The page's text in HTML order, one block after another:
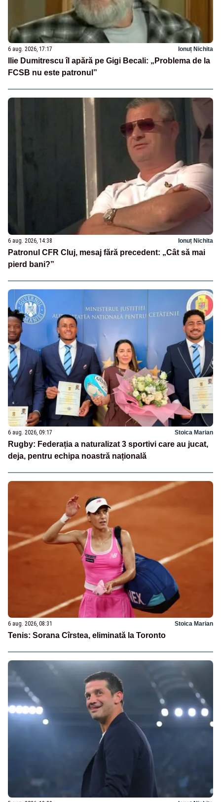
6 aug. 2026, 17:17 Ionuț Nichita
Ilie Dumitrescu îl apără pe Gigi Becali: „Problema de la
FCSB nu este patronul”
6 aug. 2026, 14:38 Ionuț Nichita
Patronul CFR Cluj, mesaj fără precedent: „Cât să mai
pierd bani?”
6 aug. 2026, 09:17 Stoica Marian
Rugby: Federația a naturalizat 3 sportivi care au jucat,
deja, pentru echipa noastră națională
6 aug. 2026, 08:31 Stoica Marian
Tenis: Sorana Cîrstea, eliminată la Toronto